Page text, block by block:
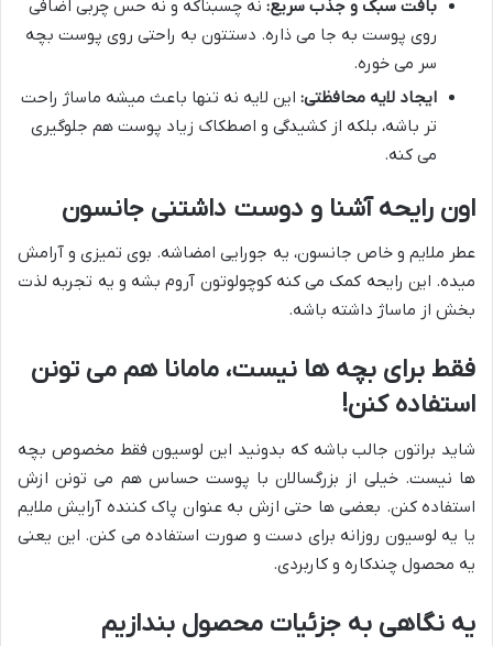
بافت سبک و جذب سریع: نه چسبناکه و نه حس چربی اضافی
روی پوست به جا می ذاره. دستتون به راحتی روی پوست بچه
سر می خوره.
ایجاد لایه محافظتی: این لایه نه تنها باعث میشه ماساژ راحت
تر باشه، بلکه از کشیدگی و اصطکاک زیاد پوست هم جلوگیری
می کنه.
اون رایحه آشنا و دوست داشتنی جانسون
عطر ملایم و خاص جانسون، یه جورایی امضاشه. بوی تمیزی و آرامش
میده. این رایحه کمک می کنه کوچولوتون آروم بشه و یه تجربه لذت
بخش از ماساژ داشته باشه.
فقط برای بچه ها نیست، مامانا هم می تونن
استفاده کنن!
شاید براتون جالب باشه که بدونید این لوسیون فقط مخصوص بچه
ها نیست. خیلی از بزرگسالان با پوست حساس هم می تونن ازش
استفاده کنن. بعضی ها حتی ازش به عنوان پاک کننده آرایش ملایم
یا یه لوسیون روزانه برای دست و صورت استفاده می کنن. این یعنی
یه محصول چندکاره و کاربردی.
یه نگاهی به جزئیات محصول بندازیم